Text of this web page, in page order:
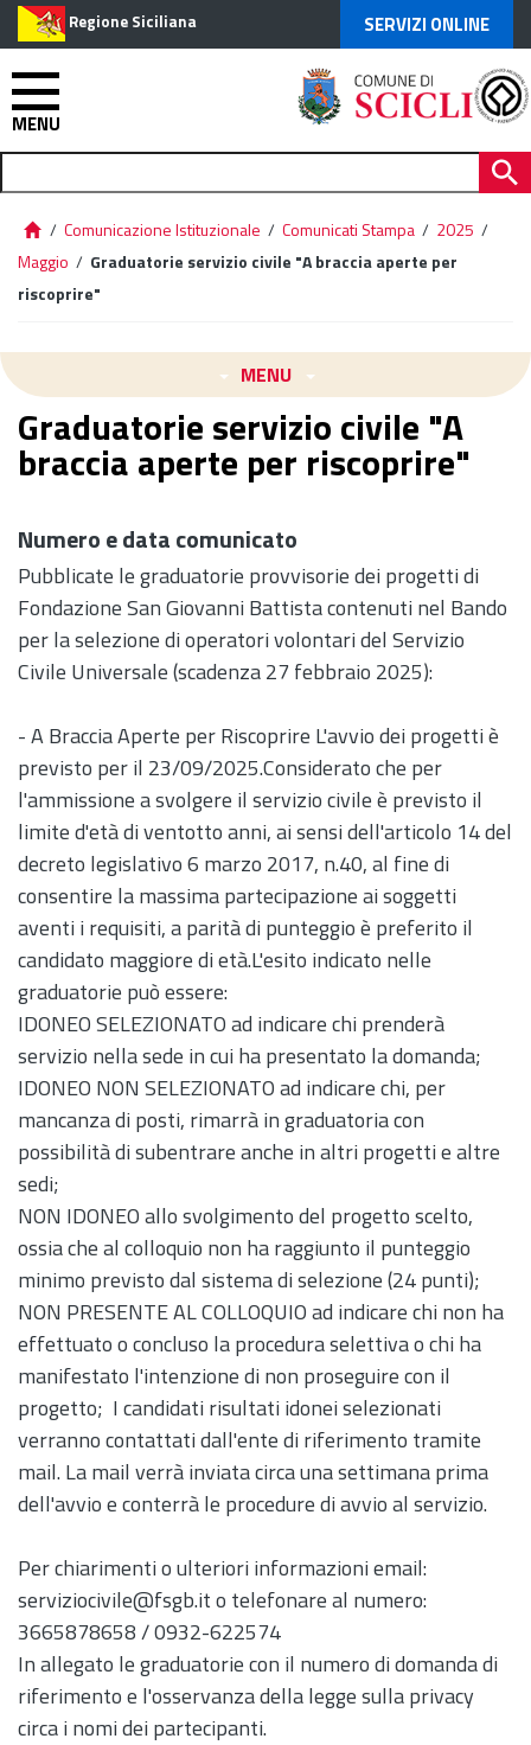
Regione Siciliana SERVIZI ONLINE
MENU
/ Comunicazione Istituzionale / Comunicati Stampa / 2025 /
Maggio / Graduatorie servizio civile "A braccia aperte per
riscoprire"
MENU
Graduatorie servizio civile "A
braccia aperte per riscoprire"
Numero e data comunicato
Pubblicate le graduatorie provvisorie dei progetti di
Fondazione San Giovanni Battista contenuti nel Bando
per la selezione di operatori volontari del Servizio
Civile Universale (scadenza 27 febbraio 2025):
- A Braccia Aperte per Riscoprire L'avvio dei progetti è
previsto per il 23/09/2025.Considerato che per
l'ammissione a svolgere il servizio civile è previsto il
limite d'età di ventotto anni, ai sensi dell'articolo 14 del
decreto legislativo 6 marzo 2017, n.40, al fine di
consentire la massima partecipazione ai soggetti
aventi i requisiti, a parità di punteggio è preferito il
candidato maggiore di età.L'esito indicato nelle
graduatorie può essere:
IDONEO SELEZIONATO ad indicare chi prenderà
servizio nella sede in cui ha presentato la domanda;
IDONEO NON SELEZIONATO ad indicare chi, per
mancanza di posti, rimarrà in graduatoria con
possibilità di subentrare anche in altri progetti e altre
sedi;
NON IDONEO allo svolgimento del progetto scelto,
ossia che al colloquio non ha raggiunto il punteggio
minimo previsto dal sistema di selezione (24 punti);
NON PRESENTE AL COLLOQUIO ad indicare chi non ha
effettuato o concluso la procedura selettiva o chi ha
manifestato l'intenzione di non proseguire con il
progetto; I candidati risultati idonei selezionati
verranno contattati dall'ente di riferimento tramite
mail. La mail verrà inviata circa una settimana prima
dell'avvio e conterrà le procedure di avvio al servizio.
Per chiarimenti o ulteriori informazioni email:
serviziocivile@fsgb.it o telefonare al numero:
3665878658 / 0932-622574
In allegato le graduatorie con il numero di domanda di
riferimento e l'osservanza della legge sulla privacy
circa i nomi dei partecipanti.